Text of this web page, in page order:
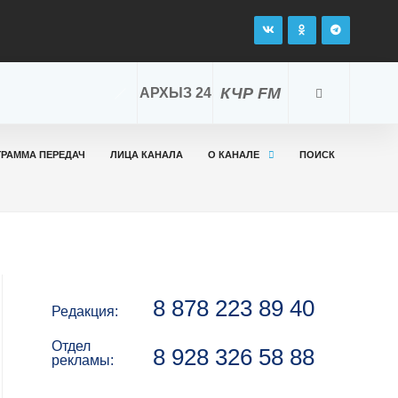
КЧР FM
АРХЫЗ 24
ПЕРЕДАЧ ЛИЦА КАНАЛА О КАНАЛЕ
ПОИСК
Редакция: 8 878 223 89 40
Отдел
рекламы:
8 928 326 58 88